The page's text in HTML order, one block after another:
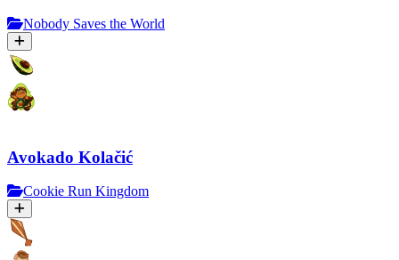
Nobody Saves the World
Avokado Kolačić
Cookie Run Kingdom